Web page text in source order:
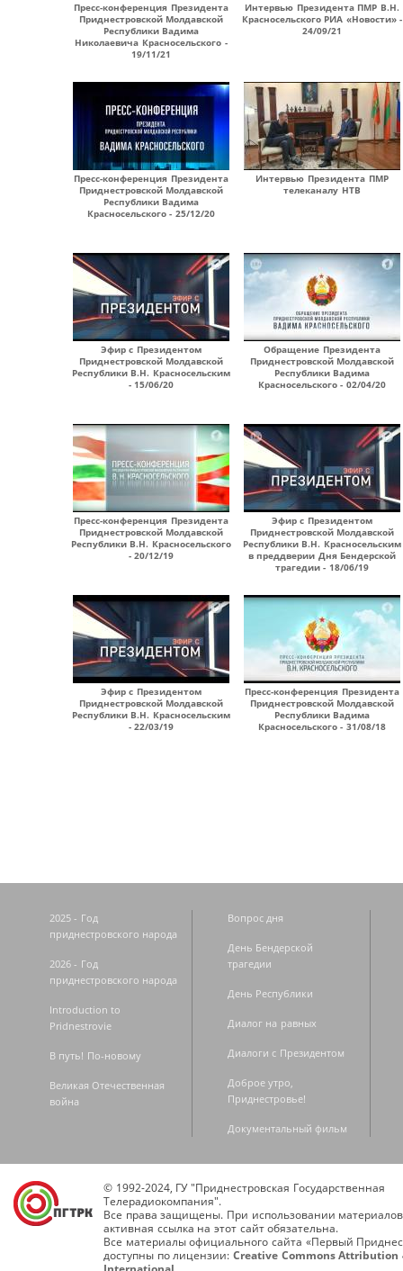
Пресс-конференция Президента
Приднестровской Молдавской
Республики Вадима
Николаевича Красносельского -
19/11/21
Интервью Президента ПМР В.Н.
Красносельского РИА «Новости» -
24/09/21
Пресс-конференция Президента
Приднестровской Молдавской
Республики Вадима
Красносельского - 25/12/20
Интервью Президента ПМР
телеканалу НТВ
Эфир с Президентом
Приднестровской Молдавской
Республики В.Н. Красносельским
- 15/06/20
Обращение Президента
Приднестровской Молдавской
Республики Вадима
Красносельского - 02/04/20
Пресс-конференция Президента
Приднестровской Молдавской
Республики В.Н. Красносельского
- 20/12/19
Эфир с Президентом
Приднестровской Молдавской
Республики В.Н. Красносельским
в преддверии Дня Бендерской
трагедии - 18/06/19
Эфир с Президентом
Приднестровской Молдавской
Республики В.Н. Красносельским
- 22/03/19
Пресс-конференция Президента
Приднестровской Молдавской
Республики Вадима
Красносельского - 31/08/18
2025 - Год
приднестровского народа
2026 - Год
приднестровского народа
Introduction to
Pridnestrovie
В путь! По-новому
Великая Отечественная
война
Вопрос дня
День Бендерской
трагедии
День Республики
Диалог на равных
Диалоги с Президентом
Доброе утро,
Приднестровье!
Документальный фильм
© 1992-2024, ГУ "Приднестровская Государственная
Телерадиокомпания".
Все права защищены. При использовании
активная ссылка на этот сайт обязательна.
Все материалы официального сайта «Первый
доступны по лицензии: Creative Commons Attribution